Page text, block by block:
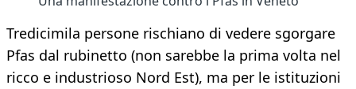
Tredicimila persone rischiano di vedere sgorgare
Pfas dal rubinetto (non sarebbe la prima volta nel
ricco e industrioso Nord Est), ma per le istituzioni